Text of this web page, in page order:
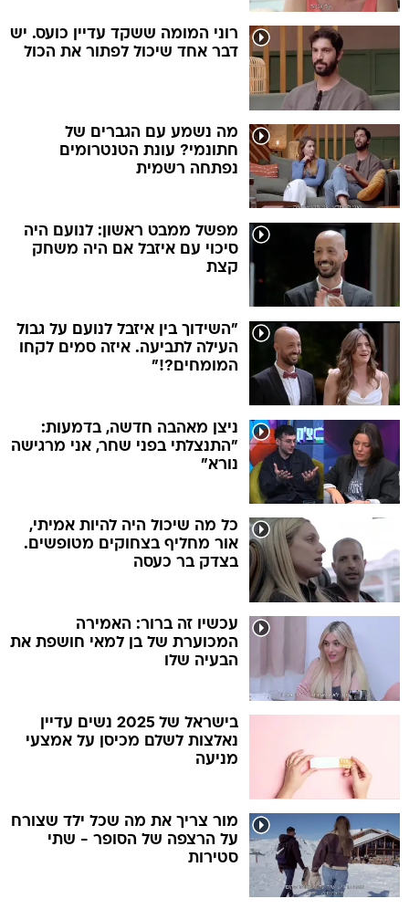
רוני המומה ששקד עדיין כועס. יש
דבר אחד שיכול לפתור את הכול
מה נשמע עם הגברים של
חתונמי? עונת הטנטרומים
נפתחה רשמית
מפשל ממבט ראשון: לנועם היה
סיכוי עם איזבל אם היה משחק
קצת
"השידוך בין איזבל לנועם על גבול
העילה לתביעה. איזה סמים לקחו
המומחים?!"
ניצן מאהבה חדשה, בדמעות:
"התנצלתי בפני שחר, אני מרגישה
נורא"
כל מה שיכול היה להיות אמיתי,
אור מחליף בצחוקים מטופשים.
בצדק בר כעסה
עכשיו זה ברור: האמירה
המכוערת של בן למאי חושפת את
הבעיה שלו
בישראל של 2025 נשים עדיין
נאלצות לשלם מכיסן על אמצעי
מניעה
מור צריך את מה שכל ילד שצורח
על הרצפה של הסופר - שתי
סטירות